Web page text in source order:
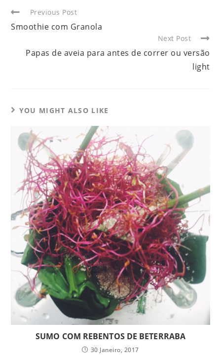
Previous Post
Smoothie com Granola
Next Post
Papas de aveia para antes de correr ou versão
light
YOU MIGHT ALSO LIKE
SUMO COM REBENTOS DE BETERRABA
30 Janeiro, 2017